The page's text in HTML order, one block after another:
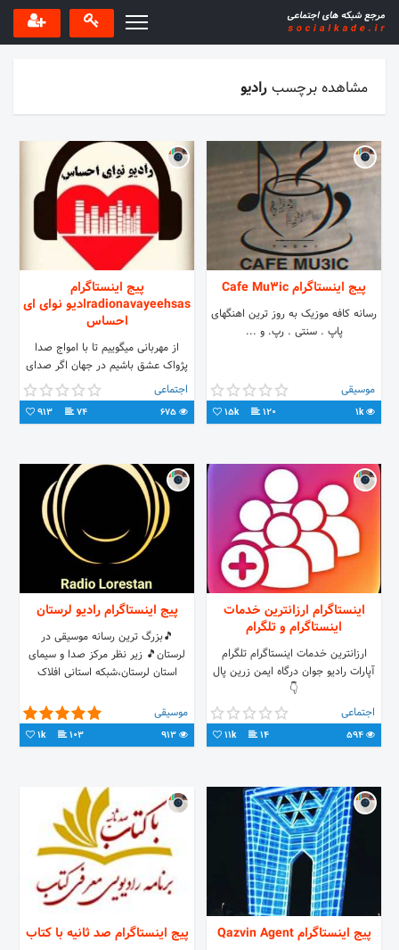
مشاهده برچسبرادیو
پیج اینستاگرام Cafe Mu3ic
‌‌‌‌‌‌‌‌‌‌‌‌‌‌‌رسانه کافه موزیک به روز ترین اهنگهای
پاپ . سنتی . رپ. و ...
موسیقی
1k
120
15k
پیج اینستاگرام
radionavayeehsasادیو نوای ای
احساس
از مهربانی میگوییم تا با امواج صدا
پژواک عشق باشیم در جهان اگر صدای
خوبی دارید اگر هنر اجرا دارید ما را در
این راه یاری کنید در تلگرام و اینستا
اجتماعی
74
913
اینستاگرام ارزانترین خدمات
اینستاگرام و تلگرام
ارزانترین خدمات اینستاگرام تلگرام
آپارات رادیو جوان درگاه ایمن زرین پال
👇
اجتماعی
14
11k
پیج اینستاگرام رادیو لرستان
🎵بزرگ ترین رسانه موسیقی در
لرستان🎵 زیر نظر مرکز صدا و سیمای
استان لرستان،شبکه استانی افلاک
موسیقی
103
1k
پیج اینستاگرام Qazvin Agent پیج اینستاگرام صد ثانیه با کتاب